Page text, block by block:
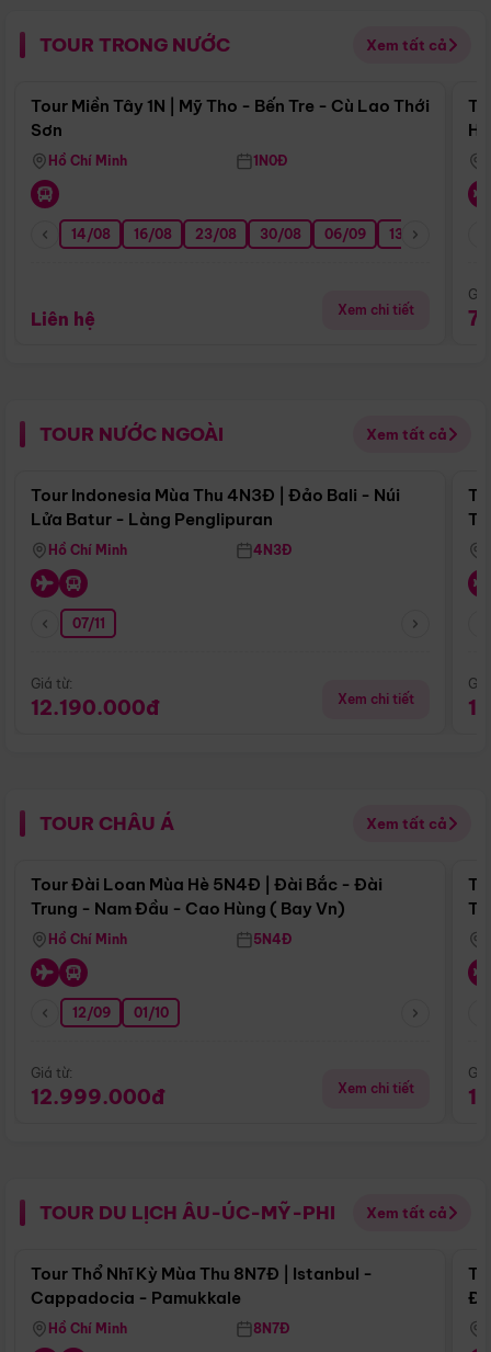
TOUR TRONG NƯỚC Xem tất cả
Điểm nổi bật
Tour Miền Tây 1N | Mỹ Tho - Bến Tre - Cù Lao Thới
Sơn
Hồ Chí Minh 1N0Đ
14/08 16/08 23/08 30/08 06/09 13/09
Liên hệ Xem chi tiết
TOUR NƯỚC NGOÀI Xem tất cả
Điểm nổi bật
Tour Indonesia Mùa Thu 4N3Đ | Đảo Bali - Núi
Lửa Batur - Làng Penglipuran
Hồ Chí Minh 4N3Đ
07/11
Giá từ:
12.190.000đ Xem chi tiết
TOUR CHÂU Á Xem tất cả
Điểm nổi bật
Tour Đài Loan Mùa Hè 5N4Đ | Đài Bắc - Đài
Trung - Nam Đầu - Cao Hùng ( Bay Vn)
Hồ Chí Minh 5N4Đ
12/09 01/10
Giá từ:
12.999.000đ Xem chi tiết
TOUR DU LỊCH ÂU-ÚC-MỸ-PHI Xem tất cả
Điểm nổi bật
Tour Thổ Nhĩ Kỳ Mùa Thu 8N7Đ | Istanbul -
Cappadocia - Pamukkale
Hồ Chí Minh 8N7Đ